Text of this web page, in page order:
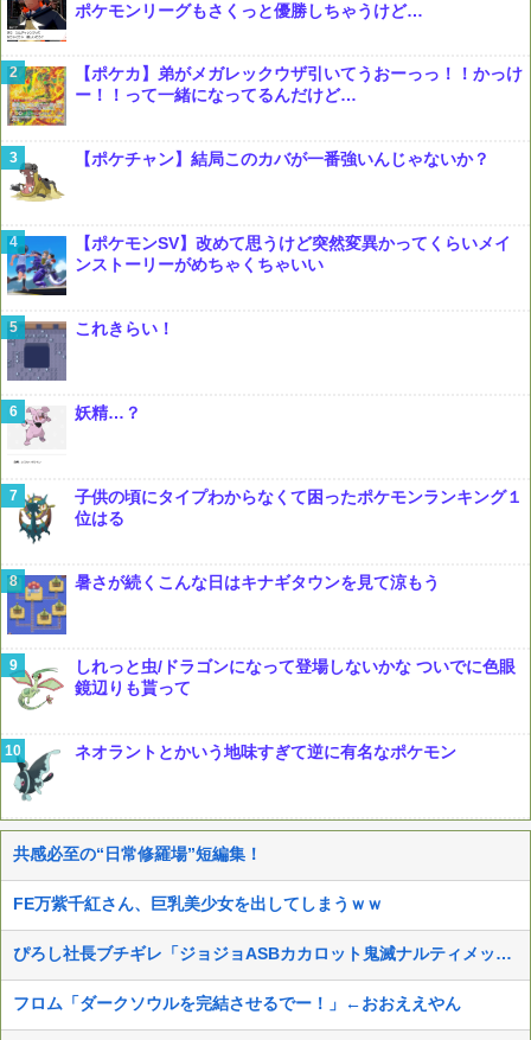
ポケモンリーグもさくっと優勝しちゃうけど…
【ポケカ】弟がメガレックウザ引いてうおーっっ！！かっけ
ー！！って一緒になってるんだけど…
【ポケチャン】結局このカバが一番強いんじゃないか？
【ポケモンSV】改めて思うけど突然変異かってくらいメイ
ンストーリーがめちゃくちゃいい
これきらい！
妖精…？
子供の頃にタイプわからなくて困ったポケモンランキング１
位はる
暑さが続くこんな日はキナギタウンを見て涼もう
しれっと虫/ドラゴンになって登場しないかな ついでに色眼
鏡辺りも貰って
ネオラントとかいう地味すぎて逆に有名なポケモン
共感必至の“日常修羅場”短編集！
FE万紫千紅さん、巨乳美少女を出してしまうｗｗ
ぴろし社長ブチギレ「ジョジョASBカカロット鬼滅ナルティメット作ったのにジャンブ公式にブロックされたんだが⁉」
フロム「ダークソウルを完結させるでー！」←おおええやん